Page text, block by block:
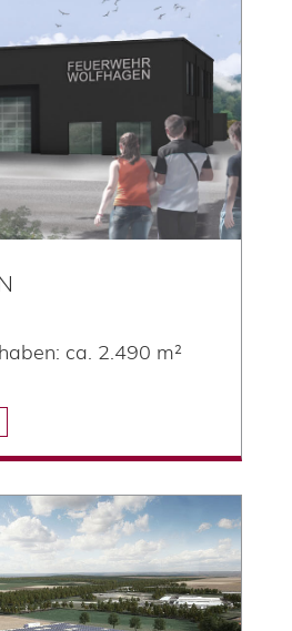
ca. 2.490 m²